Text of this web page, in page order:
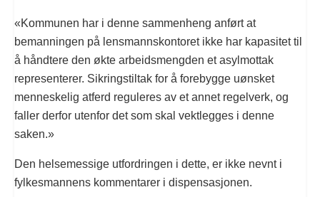
«Kommunen har i denne sammenheng anført at
bemanningen på lensmannskontoret ikke har kapasitet til
å håndtere den økte arbeidsmengden et asylmottak
representerer. Sikringstiltak for å forebygge uønsket
menneskelig atferd reguleres av et annet regelverk, og
faller derfor utenfor det som skal vektlegges i denne
saken.»
Den helsemessige utfordringen i dette, er ikke nevnt i
fylkesmannens kommentarer i dispensasjonen.